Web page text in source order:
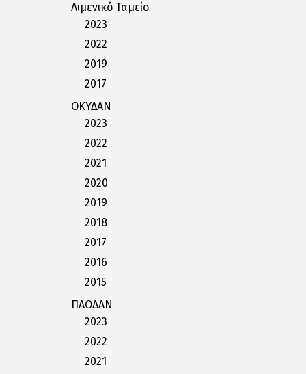
Λιμενικό Ταμείο
2023
2022
2019
2017
ΟΚΥΔΑΝ
2023
2022
2021
2020
2019
2018
2017
2016
2015
ΠΑΟΔΑΝ
2023
2022
2021